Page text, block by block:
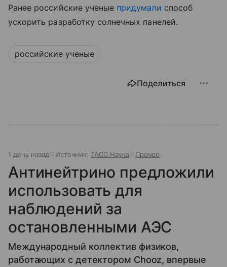
Ранее российские ученые придумали способ
ускорить разработку солнечных панелей.
российские ученые
Поделиться
1 день назад Источник: ТАСС Наука Прочее
Антинейтрино предложили
использовать для
наблюдений за
остановленными АЭС
Международный коллектив физиков,
работающих с детектором Chooz, впервые